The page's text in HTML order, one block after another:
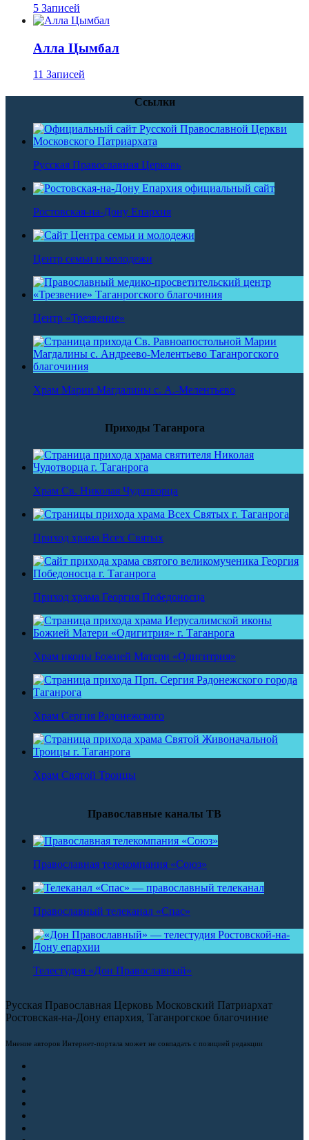
5 Записей
Алла Цымбал
11 Записей
Ссылки
Русская Православная Церковь
Ростовская-на-Дону Епархия
Центр семьи и молодежи
Центр «Трезвение»
Храм Марии Магдалины с. А.-Мелентьево
Приходы Таганрога
Храм Св. Николая Чудотворца
Приход храма Всех Святых
Приход храма Георгия Победоносца
Храм иконы Божией Матери «Одигитрия»
Храм Сергия Радонежского
Храм Святой Троицы
Православные каналы ТВ
Православная телекомпания «Союз»
Православный телеканал «Спас»
Телестудия «Дон Православный»
Русская Православная Церковь Московский Патриархат
Ростовская-на-Дону епархия, Таганрогское благочиние
Мнение авторов Интернет-портала может не совпадать с позицией редакции